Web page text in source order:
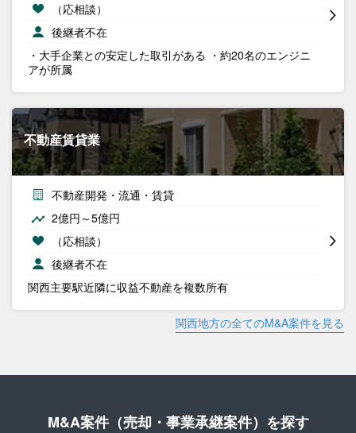
（応相談）
後継者不在
・大手企業との安定した取引がある ・約20名のエンジニ
アが所属
不動産賃貸業
不動産開発・流通・賃貸
2億円～5億円
（応相談）
後継者不在
関西主要駅近隣に収益不動産を複数所有
関西地方の全てのM&A案件を見る
M&A案件（売却・事業承継案件）を探す